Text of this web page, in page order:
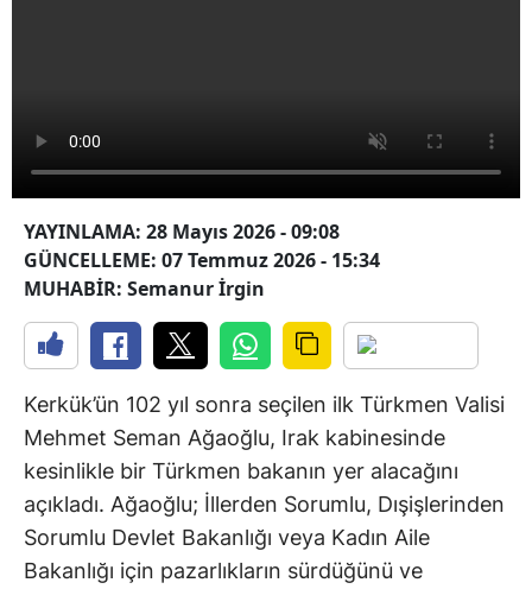
YAYINLAMA: 28 Mayıs 2026 - 09:08
GÜNCELLEME: 07 Temmuz 2026 - 15:34
MUHABİR: Semanur İrgin
Kerkük’ün 102 yıl sonra seçilen ilk Türkmen Valisi
Mehmet Seman Ağaoğlu, Irak kabinesinde
kesinlikle bir Türkmen bakanın yer alacağını
açıkladı. Ağaoğlu; İllerden Sorumlu, Dışişlerinden
Sorumlu Devlet Bakanlığı veya Kadın Aile
Bakanlığı için pazarlıkların sürdüğünü ve